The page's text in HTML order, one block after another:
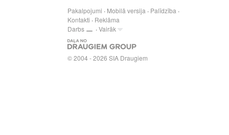
Pakalpojumi Mobilā versija
Palīdzība
Kontakti
Reklāma
Darbs
Vairāk
© 2004 - 2026 SIA Draugiem